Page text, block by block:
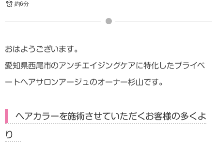
約6分
おはようございます。
愛知県西尾市のアンチエイジングケアに特化したプライベ
ートヘアサロンアージュのオーナー杉山です。
ヘアカラーを施術させていただくお客様の多くよ
り